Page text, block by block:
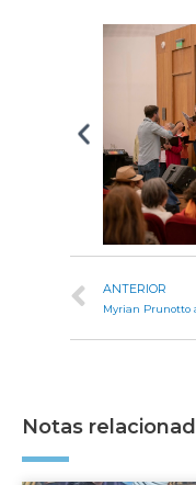
ANTERIOR
Notas